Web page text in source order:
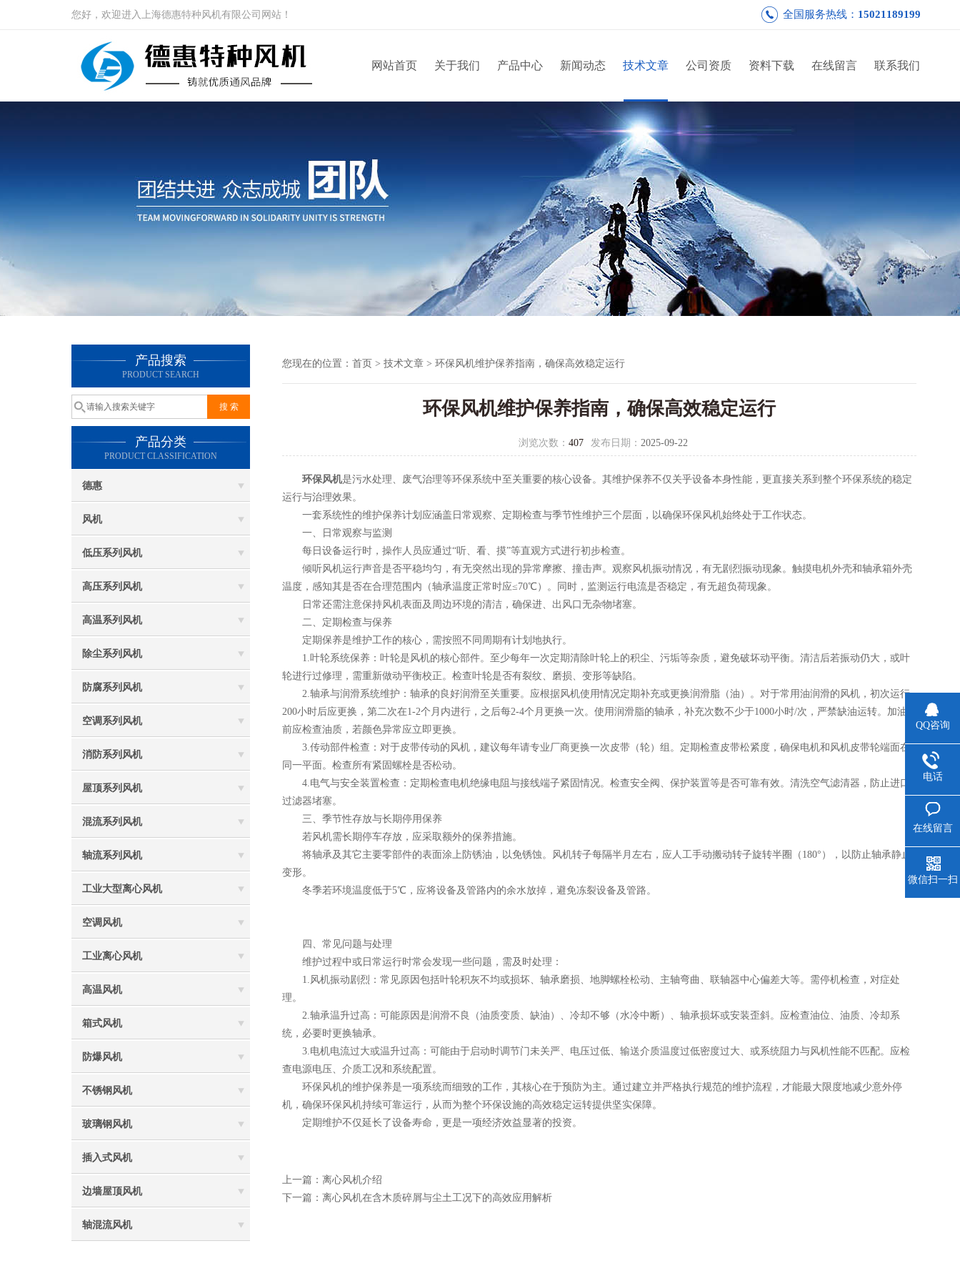
您好，欢迎进入上海德惠特种风机有限公司网站！ 全国服务热线： 15021189199
网站首页 关于我们 产品中心 新闻动态 技术文章 公司资质 资料下载 在线留言 联系我们
产品搜索
PRODUCT SEARCH
产品分类
PRODUCT CLASSIFICATION
德惠
风机
低压系列风机
高压系列风机
高温系列风机
除尘系列风机
防腐系列风机
空调系列风机
消防系列风机
屋顶系列风机
混流系列风机
轴流系列风机
工业大型离心风机
空调风机
工业离心风机
高温风机
箱式风机
防爆风机
不锈钢风机
玻璃钢风机
插入式风机
边墙屋顶风机
轴混流风机
您现在的位置： 首页 > 技术文章 > 环保风机维护保养指南，确保高效稳定运行
环保风机维护保养指南，确保高效稳定运行
浏览次数： 407 发布日期： 2025-09-22
环保风机是污水处理、废气治理等环保系统中至关重要的核心设备。其维护保养不仅关乎设备本身性能，更直接关系到整个环保系统的稳定
运行与治理效果。
一套系统性的维护保养计划应涵盖日常观察、定期检查与季节性维护三个层面，以确保环保风机始终处于工作状态。
一、日常观察与监测
每日设备运行时，操作人员应通过“听、看、摸”等直观方式进行初步检查。
倾听风机运行声音是否平稳均匀，有无突然出现的异常摩擦、撞击声。观察风机振动情况，有无剧烈振动现象。触摸电机外壳和轴承箱外壳
温度，感知其是否在合理范围内（轴承温度正常时应≤70℃）。同时，监测运行电流是否稳定，有无超负荷现象。
日常还需注意保持风机表面及周边环境的清洁，确保进、出风口无杂物堵塞。
二、定期检查与保养
定期保养是维护工作的核心，需按照不同周期有计划地执行。
1.叶轮系统保养：叶轮是风机的核心部件。至少每年一次定期清除叶轮上的积尘、污垢等杂质，避免破坏动平衡。清洁后若振动仍大，或叶
轮进行过修理，需重新做动平衡校正。检查叶轮是否有裂纹、磨损、变形等缺陷。
2.轴承与润滑系统维护：轴承的良好润滑至关重要。应根据风机使用情况定期补充或更换润滑脂（油）。对于常用油润滑的风机，初次运行
200小时后应更换，第二次在1-2个月内进行，之后每2-4个月更换一次。使用润滑脂的轴承，补充次数不少于1000小时/次，严禁缺油运转。加油
前应检查油质，若颜色异常应立即更换。
3.传动部件检查：对于皮带传动的风机，建议每年请专业厂商更换一次皮带（轮）组。定期检查皮带松紧度，确保电机和风机皮带轮端面在
同一平面。检查所有紧固螺栓是否松动。
4.电气与安全装置检查：定期检查电机绝缘电阻与接线端子紧固情况。检查安全阀、保护装置等是否可靠有效。清洗空气滤清器，防止进口
过滤器堵塞。
三、季节性存放与长期停用保养
若风机需长期停车存放，应采取额外的保养措施。
将轴承及其它主要零部件的表面涂上防锈油，以免锈蚀。风机转子每隔半月左右，应人工手动搬动转子旋转半圈（180°），以防止轴承静止
变形。
冬季若环境温度低于5℃，应将设备及管路内的余水放掉，避免冻裂设备及管路。
四、常见问题与处理
维护过程中或日常运行时常会发现一些问题，需及时处理：
1.风机振动剧烈：常见原因包括叶轮积灰不均或损坏、轴承磨损、地脚螺栓松动、主轴弯曲、联轴器中心偏差大等。需停机检查，对症处
理。
2.轴承温升过高：可能原因是润滑不良（油质变质、缺油）、冷却不够（水冷中断）、轴承损坏或安装歪斜。应检查油位、油质、冷却系
统，必要时更换轴承。
3.电机电流过大或温升过高：可能由于启动时调节门未关严、电压过低、输送介质温度过低密度过大、或系统阻力与风机性能不匹配。应检
查电源电压、介质工况和系统配置。
环保风机的维护保养是一项系统而细致的工作，其核心在于预防为主。通过建立并严格执行规范的维护流程，才能最大限度地减少意外停
机，确保环保风机持续可靠运行，从而为整个环保设施的高效稳定运转提供坚实保障。
定期维护不仅延长了设备寿命，更是一项经济效益显著的投资。
上一篇： ​离心风机介绍
下一篇： 离心风机在含木质碎屑与尘土工况下的高效应用解析
QQ咨询
电话
在线留言
微信扫一扫